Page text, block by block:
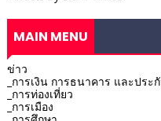
MAIN MENU
ข่าว
_การเงิน การธนาคาร และประ
_การท่องเที่ยว
_การเมือง